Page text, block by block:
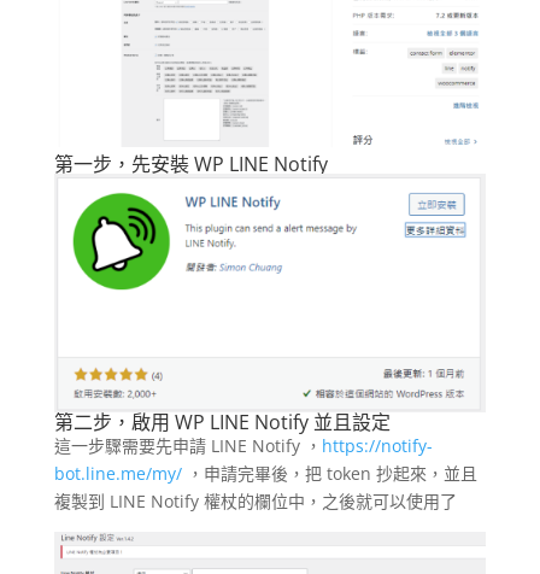
第一步，先安裝 WP LINE Notify
第二步，啟用 WP LINE Notify 並且設定
這一步驟需要先申請 LINE Notify ， https://notify-
bot.line.me/my/，申請完畢後，把 token 抄起來，並且
複製到 LINE Notify 權杖的欄位中，之後就可以使用了